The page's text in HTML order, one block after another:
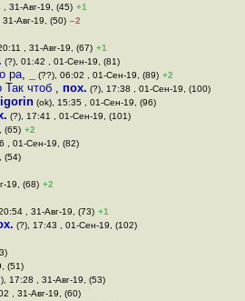
, 31-Авг-19, (45) +1
Авг-19, (50) –2
, 31-Авг-19, (67) +1
(?), 01:42 , 01-Сен-19, (81)
ра, (??), 06:02 , 01-Сен-19, (89) +2
Так чтоб , пох. (?), 17:38 , 01-Сен-19, (100)
(ok), 15:35 , 01-Сен-19, (96)
(?), 17:41 , 01-Сен-19, (101)
(65) +2
, 01-Сен-19, (82)
(54)
19, (68) +2
, 31-Авг-19, (73) +1
(?), 17:43 , 01-Сен-19, (102)
(51)
17:28 , 31-Авг-19, (53)
, 31-Авг-19, (60)